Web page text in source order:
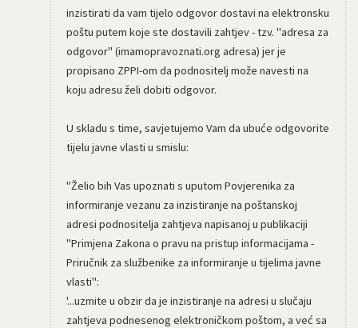
inzistirati da vam tijelo odgovor dostavi na elektronsku
poštu putem koje ste dostavili zahtjev - tzv. "adresa za
odgovor" (imamopravoznati.org adresa) jer je
propisano ZPPI-om da podnositelj može navesti na
koju adresu želi dobiti odgovor.
U skladu s time, savjetujemo Vam da ubuće odgovorite
tijelu javne vlasti u smislu:
"Želio bih Vas upoznati s uputom Povjerenika za
informiranje vezanu za inzistiranje na poštanskoj
adresi podnositelja zahtjeva napisanoj u publikaciji
"Primjena Zakona o pravu na pristup informacijama -
Priručnik za službenike za informiranje u tijelima javne
vlasti":
'...uzmite u obzir da je inzistiranje na adresi u slučaju
zahtjeva podnesenog elektroničkom poštom, a već sa